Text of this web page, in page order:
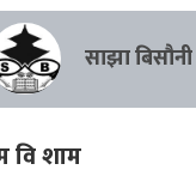
साझा
वि शाम